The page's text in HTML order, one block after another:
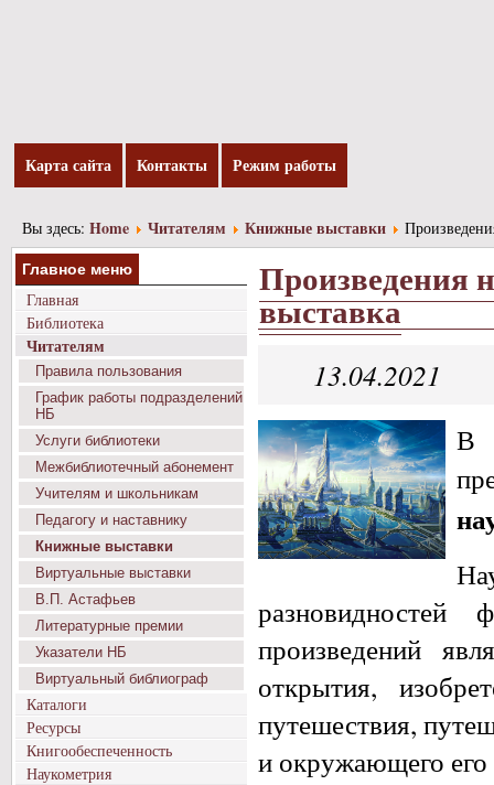
Карта сайта Контакты Режим работы
Вы здесь: Home Читателям Книжные выставки
Главное меню
Главная
Библиотека
Читателям
Правила пользования
График работы подразделений
НБ
Услуги библиотеки
Межбиблиотечный абонемент
Учителям и школьникам
Педагогу и наставнику
Книжные выставки
Виртуальные выставки
В.П. Астафьев
Литературные премии
Указатели НБ
Виртуальный библиограф
Каталоги
Ресурсы
Книгообеспеченность
Наукометрия
Произведения
выставка
13.04.2021
В
разновидностей
произведений
открытия,
путешествия,
и окружающего